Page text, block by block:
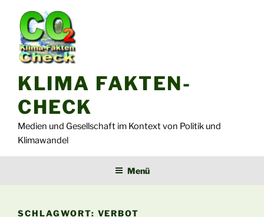
Inhalt
springen
KLIMA FAKTEN-
CHECK
Medien und Gesellschaft im Kontext von Politik und
Klimawandel
Menü
SCHLAGWORT: VERBOT